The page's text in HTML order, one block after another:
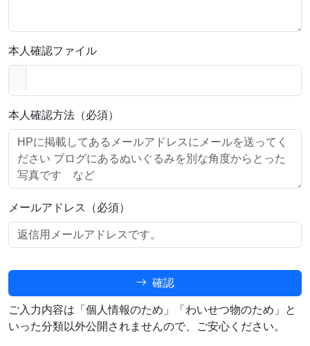
本人確認ファイル
本人確認方法（必須）
メールアドレス（必須）
確認
ご入力内容は「個人情報のため」「わいせつ物のため」と
いった分類以外公開されませんので、ご安心ください。